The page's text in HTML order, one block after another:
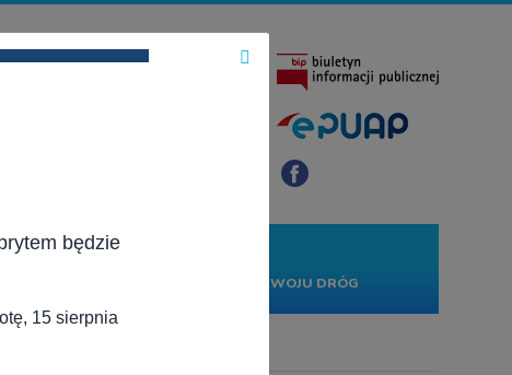
KONTAKT
RZĄDOWY FUNDUSZ ROZWOJU DRÓG
×
będzie
15 sierpnia